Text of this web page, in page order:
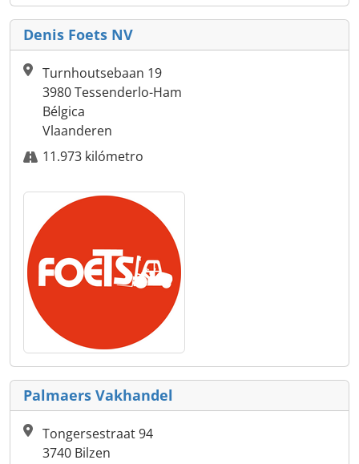
Denis Foets NV
Turnhoutsebaan 19
3980 Tessenderlo-Ham
Bélgica
Vlaanderen
11.973 kilómetro
Palmaers Vakhandel
Tongersestraat 94
3740 Bilzen